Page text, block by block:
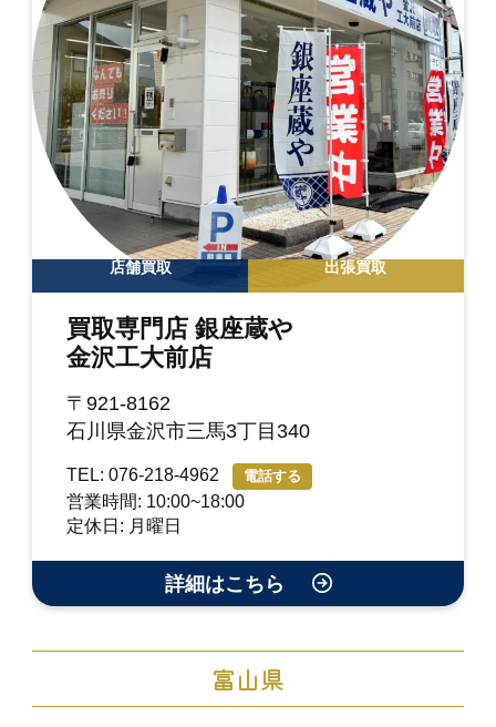
店舗買取 出張買取
買取専門店 銀座蔵や
金沢工大前店
〒921-8162
石川県金沢市三馬3丁目340
TEL: 076-218-4962 電話する
営業時間: 10:00~18:00
定休日: 月曜日
詳細はこちら
富山県